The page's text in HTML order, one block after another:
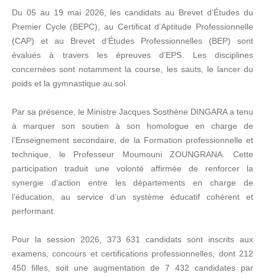
Du 05 au 19 mai 2026, les candidats au Brevet d’Études du
Premier Cycle (BEPC), au Certificat d’Aptitude Professionnelle
(CAP) et au Brevet d’Études Professionnelles (BEP) sont
évalués à travers les épreuves d’EPS. Les disciplines
concernées sont notamment la course, les sauts, le lancer du
poids et la gymnastique au sol.
Par sa présence, le Ministre Jacques Sosthène DINGARA a tenu
à marquer son soutien à son homologue en charge de
l’Enseignement secondaire, de la Formation professionnelle et
technique, le Professeur Moumouni ZOUNGRANA. Cette
participation traduit une volonté affirmée de renforcer la
synergie d’action entre les départements en charge de
l’éducation, au service d’un système éducatif cohérent et
performant.
Pour la session 2026, 373 631 candidats sont inscrits aux
examens, concours et certifications professionnelles, dont 212
450 filles, soit une augmentation de 7 432 candidates par